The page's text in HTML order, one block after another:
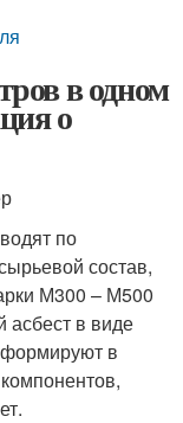
в одном
о
по
состав,
М300 – М500
асбест в виде
в